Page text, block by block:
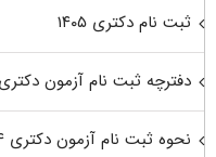
ثبت نام دکتری ۱۴۰۵
دفترچه ثبت نام آزمون دکتری ۱۴۰۴
نحوه ثبت نام آزمون دکتری ۱۴۰۴